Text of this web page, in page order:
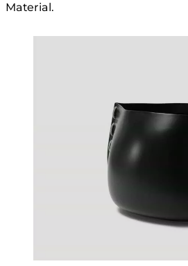
Material.